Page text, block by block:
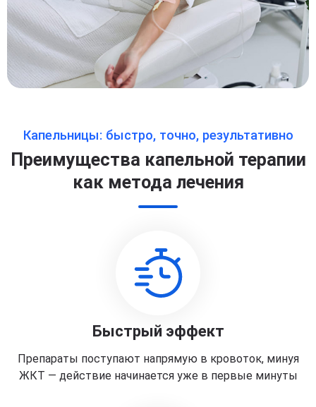
Капельницы: быстро, точно, результативно
Преимущества капельной терапии
как метода лечения
Быстрый эффект
Препараты поступают напрямую в кровоток, минуя
ЖКТ — действие начинается уже в первые минуты